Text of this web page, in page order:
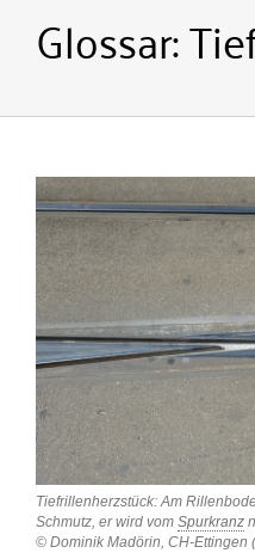
Glossar:
Tiefrillenherzstück: Am
Schmutz, er wird vom Spurkranz
© Dominik Madörin, CH-Ettingen